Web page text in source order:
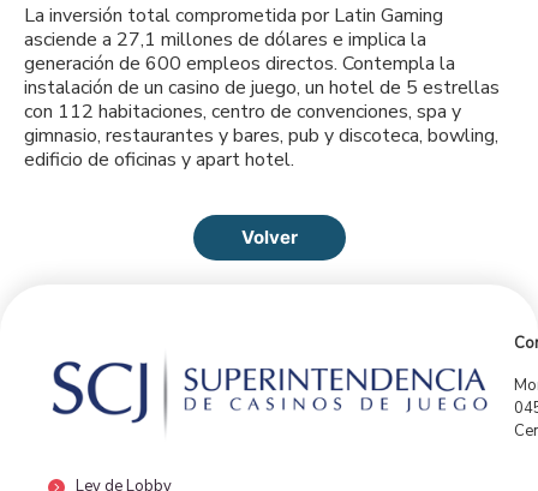
La inversión total comprometida por Latin Gaming
asciende a 27,1 millones de dólares e implica la
generación de 600 empleos directos. Contempla la
instalación de un casino de juego, un hotel de 5 estrellas
con 112 habitaciones, centro de convenciones, spa y
gimnasio, restaurantes y bares, pub y discoteca, bowling,
edificio de oficinas y apart hotel.
Volver
Ley de Lobby